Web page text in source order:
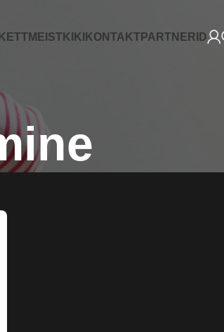
MEISTKIKI KONTAKTPARTNERID